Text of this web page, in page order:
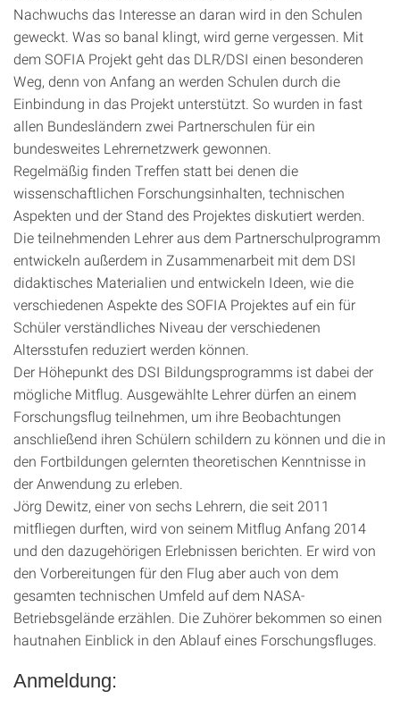
Nachwuchs das Interesse an daran wird in den Schulen
geweckt. Was so banal klingt, wird gerne vergessen. Mit
dem SOFIA Projekt geht das DLR/DSI einen besonderen
Weg, denn von Anfang an werden Schulen durch die
Einbindung in das Projekt unterstützt. So wurden in fast
allen Bundesländern zwei Partnerschulen für ein
bundesweites Lehrernetzwerk gewonnen.
Regelmäßig finden Treffen statt bei denen die
wissenschaftlichen Forschungsinhalten, technischen
Aspekten und der Stand des Projektes diskutiert werden.
Die teilnehmenden Lehrer aus dem Partnerschulprogramm
entwickeln außerdem in Zusammenarbeit mit dem DSI
didaktisches Materialien und entwickeln Ideen, wie die
verschiedenen Aspekte des SOFIA Projektes auf ein für
Schüler verständliches Niveau der verschiedenen
Altersstufen reduziert werden können.
Der Höhepunkt des DSI Bildungsprogramms ist dabei der
mögliche Mitflug. Ausgewählte Lehrer dürfen an einem
Forschungsflug teilnehmen, um ihre Beobachtungen
anschließend ihren Schülern schildern zu können und die in
den Fortbildungen gelernten theoretischen Kenntnisse in
der Anwendung zu erleben.
Jörg Dewitz, einer von sechs Lehrern, die seit 2011
mitfliegen durften, wird von seinem Mitflug Anfang 2014
und den dazugehörigen Erlebnissen berichten. Er wird von
den Vorbereitungen für den Flug aber auch von dem
gesamten technischen Umfeld auf dem NASA-
Betriebsgelände erzählen. Die Zuhörer bekommen so einen
hautnahen Einblick in den Ablauf eines Forschungsfluges.
Anmeldung: